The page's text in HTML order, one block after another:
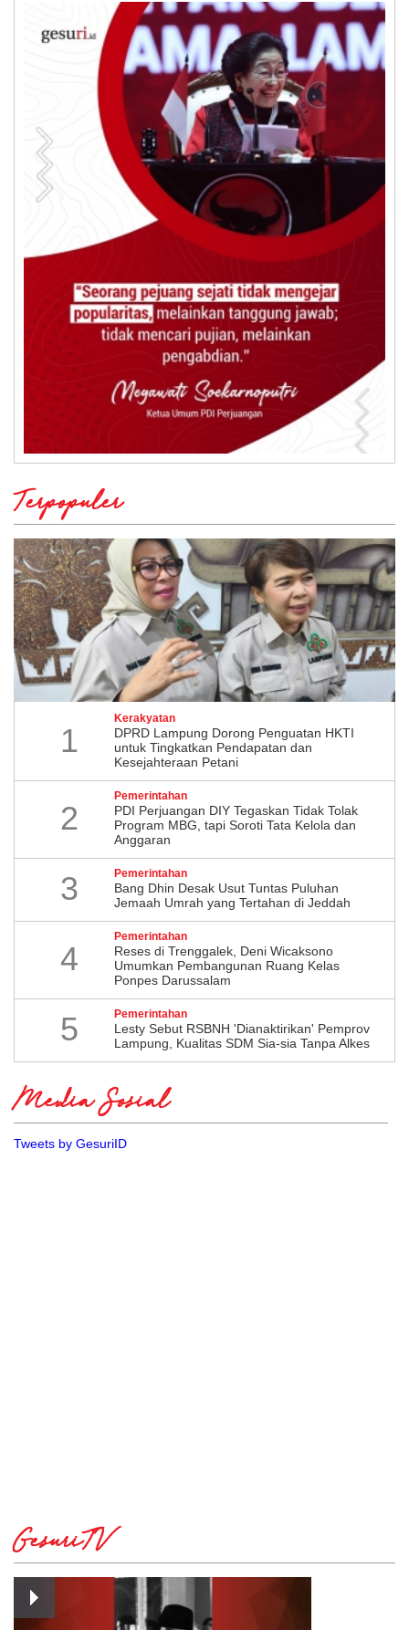
Terpopuler
1
Kerakyatan
DPRD Lampung Dorong Penguatan HKTI
untuk Tingkatkan Pendapatan dan
Kesejahteraan Petani
2
Pemerintahan
PDI Perjuangan DIY Tegaskan Tidak Tolak
Program MBG, tapi Soroti Tata Kelola dan
Anggaran
3 Pemerintahan
Bang Dhin Desak Usut Tuntas Puluhan
Jemaah Umrah yang Tertahan di Jeddah
4
Pemerintahan
​Reses di Trenggalek, Deni Wicaksono
Umumkan Pembangunan Ruang Kelas
Ponpes Darussalam
5 Pemerintahan
Lesty Sebut RSBNH 'Dianaktirikan' Pemprov
Lampung, Kualitas SDM Sia-sia Tanpa Alkes
Media Sosial
Tweets by GesuriID
GesuriTV